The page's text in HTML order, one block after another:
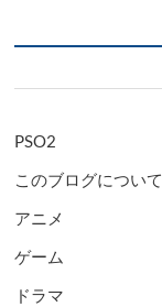
PSO2
このブログについて
アニメ
ゲーム
ドラマ